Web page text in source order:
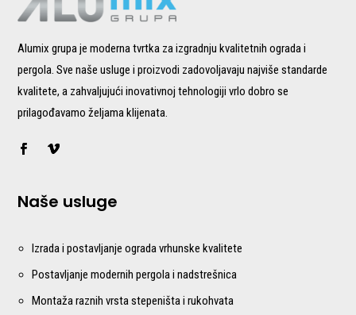
Alumix grupa je moderna tvrtka za izgradnju kvalitetnih ograda i
pergola. Sve naše usluge i proizvodi zadovoljavaju najviše standarde
kvalitete, a zahvaljujući inovativnoj tehnologiji vrlo dobro se
prilagođavamo željama klijenata.
Naše usluge
Izrada i postavljanje ograda vrhunske kvalitete
Postavljanje modernih pergola i nadstrešnica
Montaža raznih vrsta stepeništa i rukohvata